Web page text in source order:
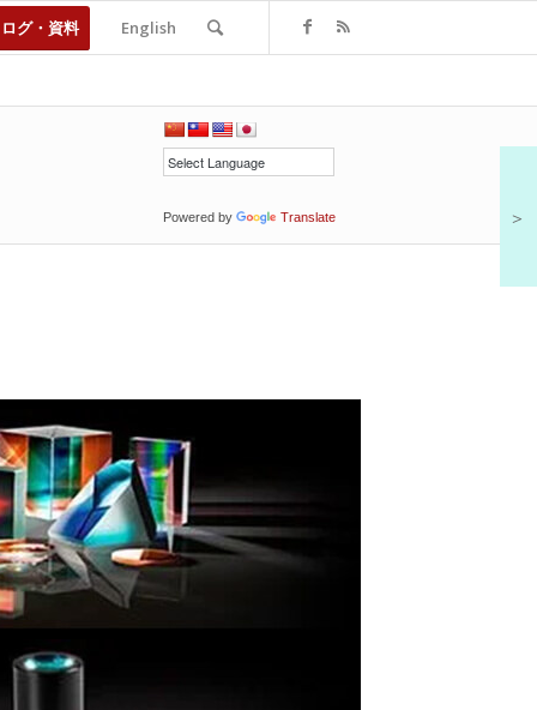
グ・資料 English
Powered by Translate ＞